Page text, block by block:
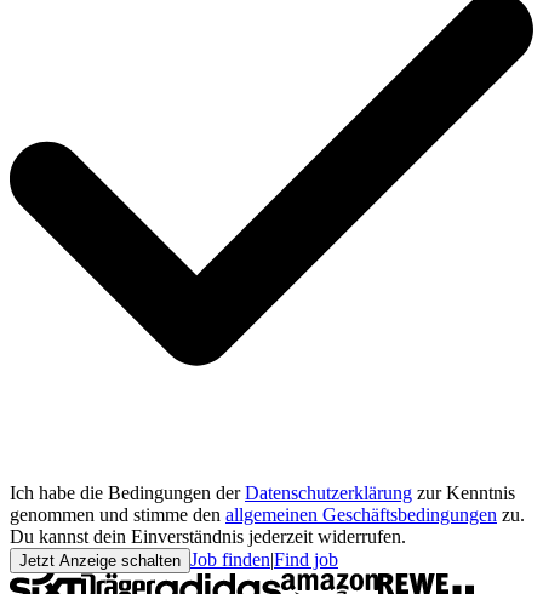
Ich habe die Bedingungen der Datenschutzerklärung zur Kenntnis
genommen und stimme den allgemeinen Geschäftsbedingungen zu.
Du kannst dein Einverständnis jederzeit widerrufen.
Jetzt Anzeige schalten Job finden|Find job